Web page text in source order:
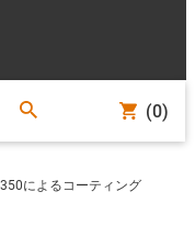
(0)
によるコーティング